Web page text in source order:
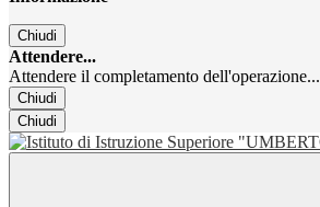
Chiudi
Attendere...
Attendere il completamento dell'operazione...
Chiudi
Chiudi